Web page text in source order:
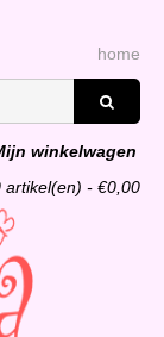
home
winkelwagen
artikel(en) - €0,00